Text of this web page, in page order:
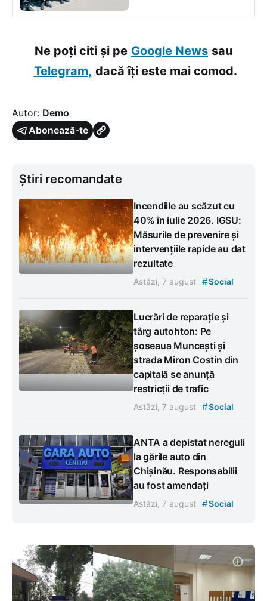
Ne poți citi și pe Google News sau
Telegram, dacă îți este mai comod.
Autor: Demo
Abonează-te
Știri recomandate
Incendiile au scăzut cu
40% în iulie 2026. IGSU:
Măsurile de prevenire și
intervențiile rapide au dat
rezultate
Astăzi, 7 august #Social
Lucrări de reparație și
târg autohton: Pe
șoseaua Muncești și
strada Miron Costin din
capitală se anunță
restricții de trafic
Astăzi, 7 august #Social
ANTA a depistat nereguli
la gările auto din
Chișinău. Responsabilii
au fost amendați
Astăzi, 7 august #Social